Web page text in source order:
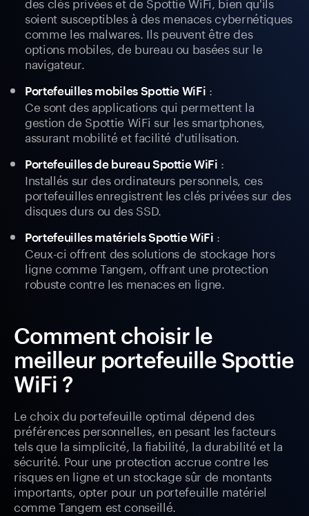
soient susceptibles à des menaces cybernétiques
comme les malwares. Ils peuvent être des
options mobiles, de bureau ou basées sur le
navigateur.
Portefeuilles mobiles Spottie WiFi :
Ce sont des applications qui permettent la
gestion de Spottie WiFi sur les smartphones,
assurant mobilité et facilité d'utilisation.
Portefeuilles de bureau Spottie WiFi :
Installés sur des ordinateurs personnels, ces
portefeuilles enregistrent les clés privées sur des
disques durs ou des SSD.
Portefeuilles matériels Spottie WiFi :
Ceux-ci offrent des solutions de stockage hors
ligne comme Tangem, offrant une protection
robuste contre les menaces en ligne.
Comment choisir le
meilleur portefeuille Spottie
WiFi ?
Le choix du portefeuille optimal dépend des
préférences personnelles, en pesant les facteurs
tels que la simplicité, la fiabilité, la durabilité et la
sécurité. Pour une protection accrue contre les
risques en ligne et un stockage sûr de montants
importants, opter pour un portefeuille matériel
comme Tangem est conseillé.